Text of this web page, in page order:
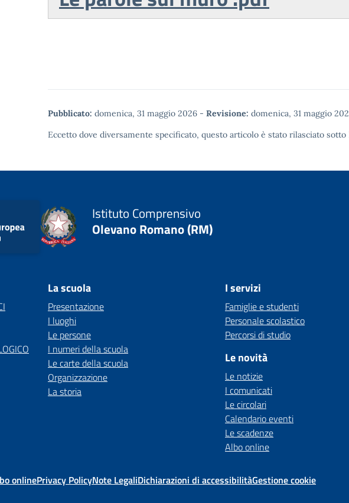
Pubblicato: domenica, 31 maggio 2026 - Revisione: domenica, 31 maggio
Eccetto dove diversamente specificato, questo articolo è stato rilasciato sotto
Istituto Comprensivo
Olevano Romano (RM)
La scuola
Presentazione
I luoghi
Le persone
I numeri della scuola
Le carte della scuola
Organizzazione
La storia
I servizi
Famiglie e studenti
Personale scolastico
Percorsi di studio
Le novità
Le notizie
I comunicati
Le circolari
Calendario eventi
Le scadenze
Albo online
onlinePrivacy PolicyNote LegaliDichiarazioni di accessibilitàGestione cookie